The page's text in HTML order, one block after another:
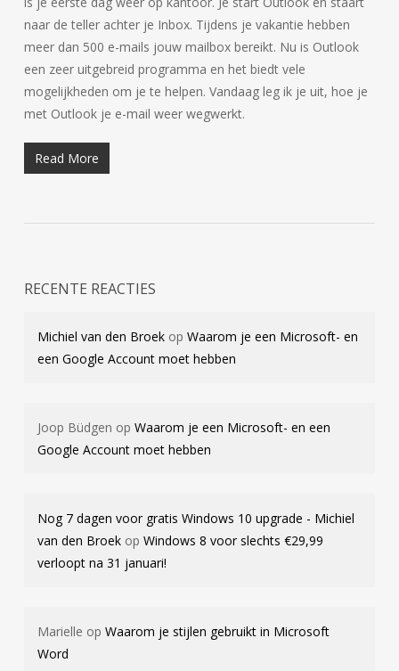
naar de teller achter je Inbox. Tijdens je vakantie hebben
meer dan 500 e-mails jouw mailbox bereikt. Nu is Outlook
een zeer uitgebreid programma en het biedt vele
mogelijkheden om je te helpen. Vandaag leg ik je uit, hoe je
met Outlook je e-mail weer wegwerkt.
Read More
RECENTE REACTIES
Michiel van den Broekop Waarom je een Microsoft- en
een Google Account moet hebben
Joop Büdgen op Waarom je een Microsoft- en een
Google Account moet hebben
Nog 7 dagen voor gratis Windows 10 upgrade - Michiel
van den Broekop Windows 8 voor slechts €29,99
verloopt na 31 januari!
Marielle op Waarom je stijlen gebruikt in Microsoft
Word